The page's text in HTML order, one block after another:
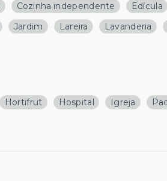
Cozinha independente Edícula
Jardim Lareira Lavanderia
Hortifrut Hospital Igreja